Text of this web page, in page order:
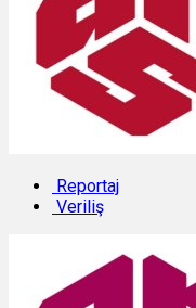
Reportaj
Veriliş